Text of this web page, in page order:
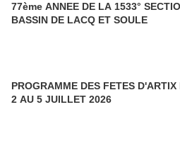
77ème ANNEE DE LA 1533°
BASSIN DE LACQ ET SOULE
PROGRAMME DES FETES D'ARTIX
2 AU 5 JUILLET 2026